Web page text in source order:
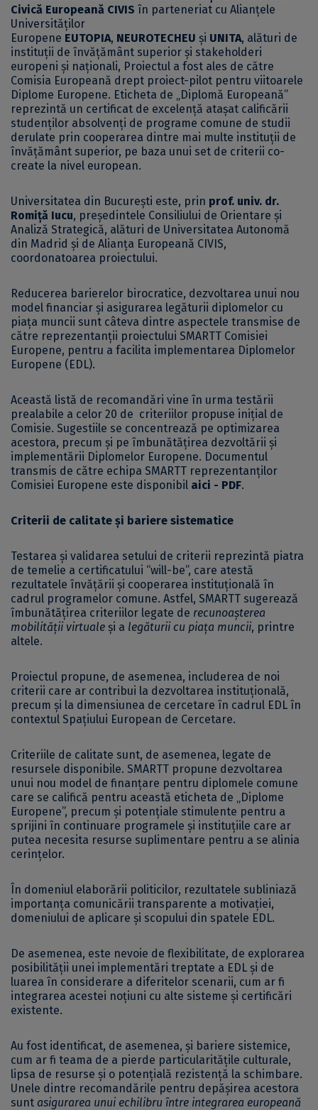
Civică Europeană CIVIS în parteneriat cu Alianțele
Universităților
Europene EUTOPIA, NEUROTECHEU și UNITA, alături de
instituții de învățământ superior și stakeholderi
europeni și naționali, Proiectul a fost ales de către
Comisia Europeană drept proiect-pilot pentru viitoarele
Diplome Europene. Eticheta de „Diplomă Europeană”
reprezintă un certificat de excelență atașat calificării
studenților absolvenți de programe comune de studii
derulate prin cooperarea dintre mai multe instituții de
învățământ superior, pe baza unui set de criterii co-
create la nivel european.
Universitatea din București este, prin prof. univ. dr.
Romiță Iucu, președintele Consiliului de Orientare și
Analiză Strategică, alături de Universitatea Autonomă
din Madrid și de Alianța Europeană CIVIS,
coordonatoarea proiectului.
Reducerea barierelor birocratice, dezvoltarea unui nou
model financiar și asigurarea legăturii diplomelor cu
piața muncii sunt câteva dintre aspectele transmise de
către reprezentanții proiectului SMARTT Comisiei
Europene, pentru a facilita implementarea Diplomelor
Europene (EDL).
Această listă de recomandări vine în urma testării
prealabile a celor 20 de criteriilor propuse inițial de
Comisie. Sugestiile se concentrează pe optimizarea
acestora, precum și pe îmbunătățirea dezvoltării și
implementării Diplomelor Europene. Documentul
transmis de către echipa SMARTT reprezentanților
Comisiei Europene este disponibil aici - PDF.
Criterii de calitate și bariere sistematice
Testarea și validarea setului de criterii reprezintă piatra
de temelie a certificatului “will-be”, care atestă
rezultatele învățării și cooperarea instituțională în
cadrul programelor comune. Astfel, SMARTT sugerează
îmbunătățirea criteriilor legate de recunoașterea
mobilității virtuale și a legăturii cu piața muncii, printre
altele.
Proiectul propune, de asemenea, includerea de noi
criterii care ar contribui la dezvoltarea instituțională,
precum și la dimensiunea de cercetare în cadrul EDL în
contextul Spațiului European de Cercetare.
Criteriile de calitate sunt, de asemenea, legate de
resursele disponibile. SMARTT propune dezvoltarea
unui nou model de finanțare pentru diplomele comune
care se califică pentru această eticheta de „Diplome
Europene”, precum și potențiale stimulente pentru a
sprijini în continuare programele și instituțiile care ar
putea necesita resurse suplimentare pentru a se alinia
cerințelor.
În domeniul elaborării politicilor, rezultatele subliniază
importanța comunicării transparente a motivației,
domeniului de aplicare și scopului din spatele EDL.
De asemenea, este nevoie de flexibilitate, de explorarea
posibilității unei implementări treptate a EDL și de
luarea în considerare a diferitelor scenarii, cum ar fi
integrarea acestei noțiuni cu alte sisteme și certificări
existente.
Au fost identificat, de asemenea, și bariere sistemice,
cum ar fi teama de a pierde particularitățile culturale,
lipsa de resurse și o potențială rezistență la schimbare.
Unele dintre recomandările pentru depășirea acestora
sunt asigurarea unui echilibru între integrarea europeană